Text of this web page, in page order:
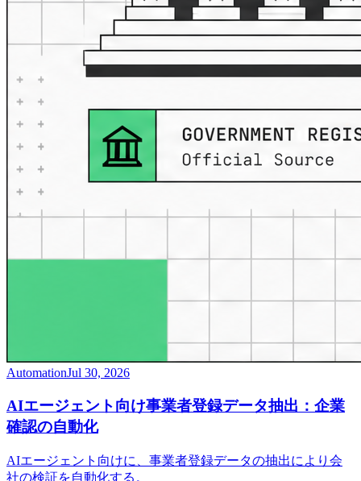
AutomationJul 30, 2026
AIエージェント向け事業者登録データ抽出：企業
確認の自動化
AIエージェント向けに、事業者登録データの抽出により会
社の検証を自動化する。